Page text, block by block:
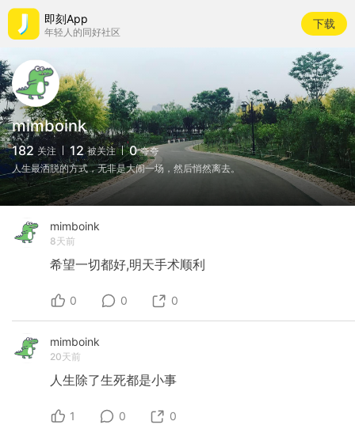
即刻App
年轻人的同好社区
下载
mimboink
182 关注 12 被关注 0 夸夸
人生最洒脱的方式，无非是大闹一场，然后悄然离去。
mimboink
8天前
希望一切都好,明天手术顺利
0 0 0
mimboink
20天前
人生除了生死都是小事
1 0 0